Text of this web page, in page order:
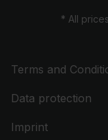
* All
Terms and
Data protection
Imprint